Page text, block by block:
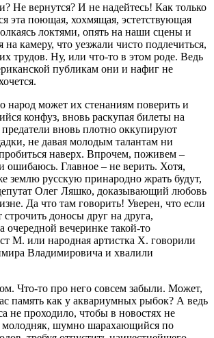
Не вернутся? И не надейтесь! Как только
эта поющая, хохмящая, эстетствующая
локтями, опять на наши сцены и
на камеру, что уезжали чисто подлечиться,
трудов. Ну, или что-то в этом роде. Ведь
публикам они и нафиг не
народ может их стенаниям поверить и
конфуз, вновь раскупая билеты на
вновь плотно оккупируют
не давая молодым талантам ни
наверх. Впрочем, поживем –
Главное – не верить. Хотя,
землю русскую принародно жрать будут,
Олег Ляшко, доказывающий любовь
Да что там говорить! Уверен, что если
строчить доносы друг на друга,
очередной вечеринке такой-то
М. или народная артистка Х. говорили
Владимировича и хвалили
Что-то про него совсем забыли. Может,
память как у аквариумных рыбок? А ведь
не проходило, чтобы в новостях не
молодняк, шумно шарахающийся по